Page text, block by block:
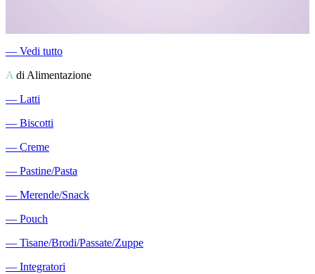
― Vedi tutto
A di Alimentazione
― Latti
― Biscotti
― Creme
― Pastine/Pasta
― Merende/Snack
― Pouch
― Tisane/Brodi/Passate/Zuppe
― Integratori